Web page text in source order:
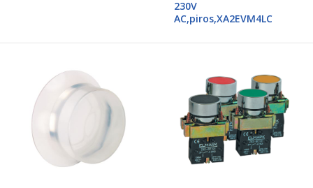
230V
AC,piros,XA2EVM4LC